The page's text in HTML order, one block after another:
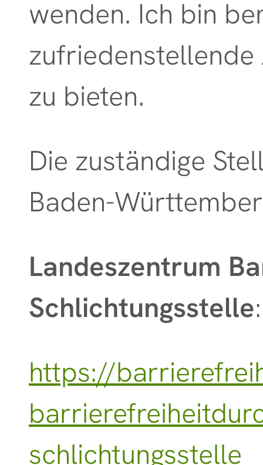
wenden. Ich bin
zu bieten.
Die zuständige
Baden-
Landeszentrum
Schlichtungsstelle:
https://
schlichtungsstelle